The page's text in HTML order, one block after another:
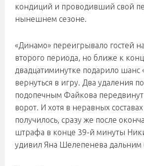
кондиций и проводивший свой
нынешнем сезоне.
«Динамо» переигрывало гостей
второго периода, но ближе к
двадцатиминутке подарило шанс
вернуться в игру. Два удаления
подопечным Файкова
ворот. И хотя в неравных
получилось, сразу же после
штрафа в конце 39-й минуты
удивил Яна Шелепенева дальним